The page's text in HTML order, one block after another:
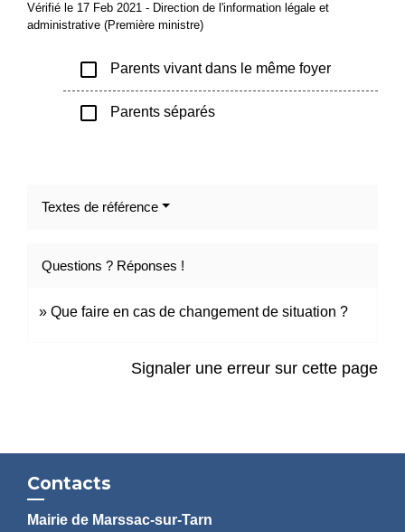
Vérifié le 17 Feb 2021 - Direction de l'information légale et
administrative (Première ministre)
check_box_outline_blank Parents vivant dans le même foyer
check_box_outline_blank Parents séparés
Textes de référence
Questions ? Réponses !
Que faire en cas de changement de situation ?
Signaler une erreur sur cette page
Contacts
Mairie de Marssac-sur-Tarn